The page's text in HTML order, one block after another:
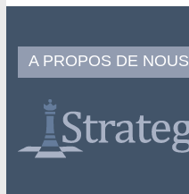
A PROPOS DE NOUS